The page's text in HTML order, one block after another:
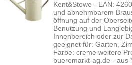
Kent&Stowe - EAN:
und abnehmbarem
öffnung auf der
Benutzung und
Innenbereich oder zur
geeignet für: Garten,
Farbe: creme weitere
bueromarkt-ag.de - aus